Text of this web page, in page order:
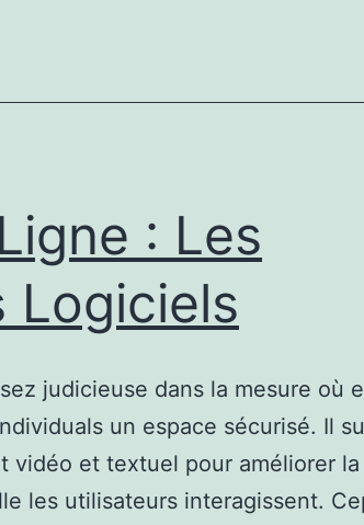
: Les
Logiciels
judicieuse dans la mesure où
un espace sécurisé. Il
vidéo et textuel pour améliorer la
les utilisateurs interagissent.